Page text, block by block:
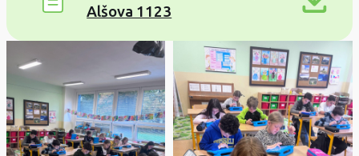
Alšova 1123